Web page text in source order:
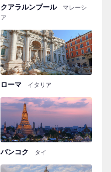
クアラルンプール
マレーシ
ア
ローマ イタリア
バンコク タイ